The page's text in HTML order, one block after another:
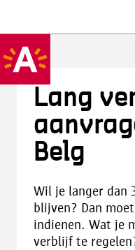
Lang
Belg
Wil je langer dan
blijven? Dan
indienen. Wat je
verblijf te